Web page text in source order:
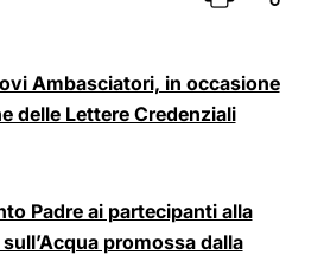
العربيّة
中文
Ambasciatori, in occasione
delle Lettere Credenziali
Padre ai partecipanti alla
promossa dalla